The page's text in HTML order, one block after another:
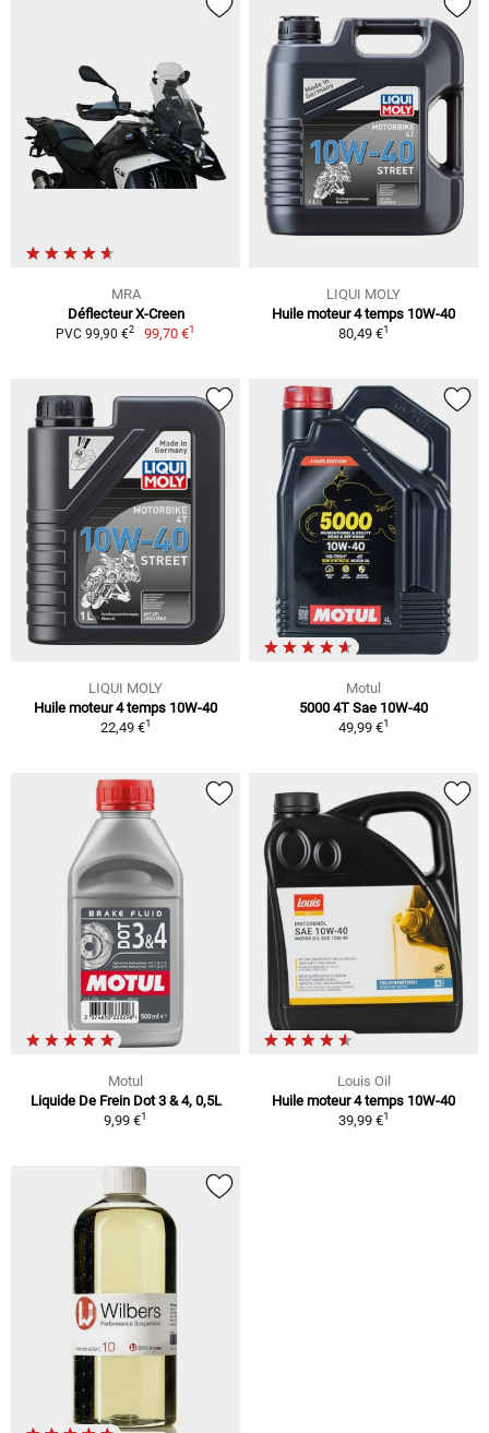
MRA
Déflecteur X-Creen
PVC 99,90 €2 99,70 €1
LIQUI MOLY
Huile moteur 4 temps 10W-40
80,49 €1
LIQUI MOLY
Huile moteur 4 temps 10W-40
22,49 €1
Motul
5000 4T Sae 10W-40
49,99 €1
Motul
Liquide De Frein Dot 3 & 4, 0,5L
9,99 €1
Louis Oil
Huile moteur 4 temps 10W-40
39,99 €1